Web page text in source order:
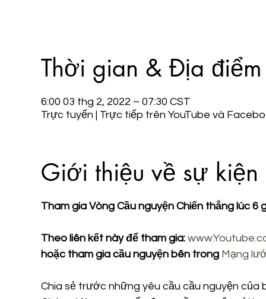
Thời gian & Địa điểm
6:00 03 thg 2, 2022 – 07:30 CST
Trực tuyến | Trực tiếp trên YouTube và
Giới thiệu về sự kiện
Tham gia Vòng Cầu nguyện Chiến thắng lúc
Theo liên kết này để tham gia:
hoặc tham gia cầu nguyện bên trong Mạng
Chia sẻ trước những yêu cầu cầu nguyện của